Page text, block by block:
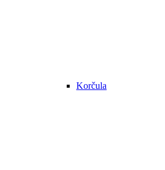
Korčula